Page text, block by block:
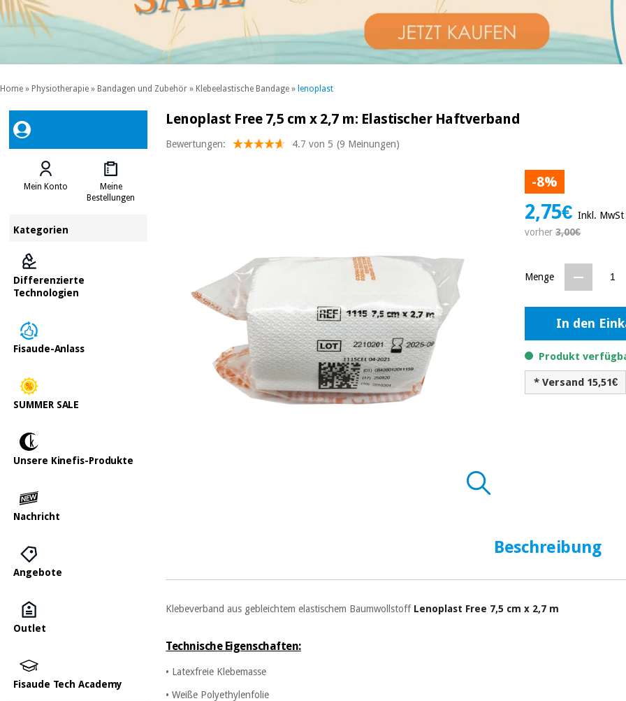
Home » Physiotherapie » Bandagen und Zubehör » Klebeelastische Bandage » lenoplast
Mein Konto
Meine
Bestellungen
Kategorien
Differenzierte
Technologien
Fisaude-Anlass
SUMMER SALE
Unsere Kinefis-Produkte
Nachricht
Angebote
Outlet
Fisaude Tech Academy
Lenoplast Free 7,5 cm x 2,7 m: Elastischer Haftverband
Bewertungen: 4.7 von 5 (9 Meinungen)
-8%
2,75€Inkl. MwSt
vorher3,00€
Menge
In den
Produkt
* Versand 15,51€
Beschreibung
Klebeverband aus gebleichtem elastischem Baumwollstoff Lenoplast Free 7,5 cm x 2,7 m
Technische Eigenschaften:
• Latexfreie Klebemasse
• Weiße Polyethylenfolie